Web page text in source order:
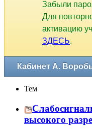
Забыли
Для
активацию
ЗДЕСЬ.
Кабинет А.
Тем
высокого